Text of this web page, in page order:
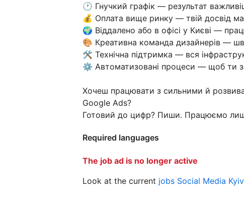
🕐 Гнучкий графік — результат
💰 Оплата вище ринку — твій досвід
🌍 Віддалено або в офісі у Києві —
🎨 Креативна команда дизайнерів —
🛠 Технічна підтримка — вся
⚙️ Автоматизовані процеси — щоб ти
Хочеш працювати з сильними й
Google Ads?
Готовий до цифр? Пиши. Працюємо
Required languages
The job ad is no longer active
Look at the current jobs Social Media